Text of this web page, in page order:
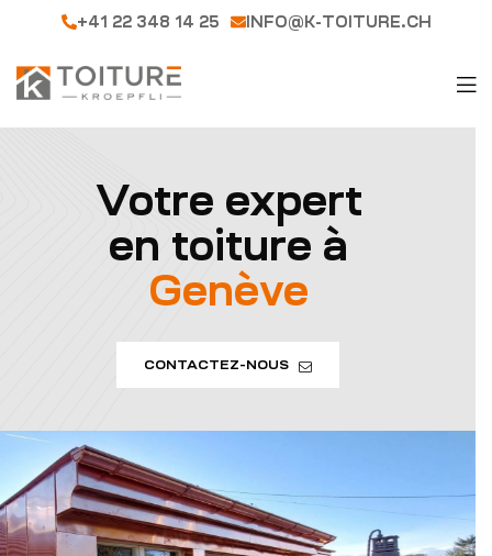
+41 22 348 14 25 INFO@K-TOITURE.CH
Votre expert
en toiture à
Genève
CONTACTEZ-NOUS